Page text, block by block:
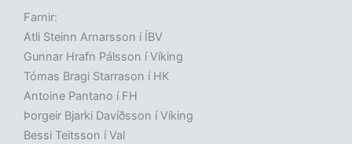
Farnir:
Atli Steinn Arnarsson í ÍBV
Gunnar Hrafn Pálsson í Víking
Tómas Bragi Starrason í HK
Antoine Pantano í FH
Þorgeir Bjarki Davíðsson í Víking
Bessi Teitsson í Val